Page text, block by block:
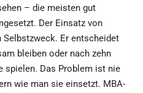
– die meisten gut
Der Einsatz von
Er entscheidet
bleiben oder nach zehn
spielen. Das Problem ist nie
wie man sie einsetzt. MBA-